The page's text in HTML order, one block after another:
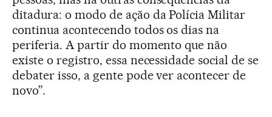
ditadura: o modo de ação da Polícia Militar
continua acontecendo todos os dias na
periferia. A partir do momento que não
existe o registro, essa necessidade social de se
debater isso, a gente pode ver acontecer de
novo”.